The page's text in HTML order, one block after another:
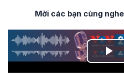
Mời các bạn cùng